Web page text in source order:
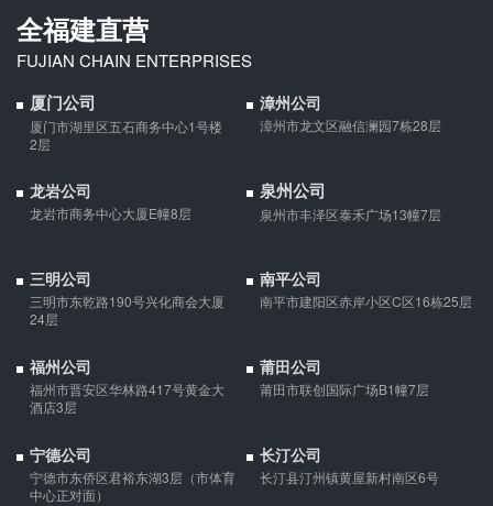
全福建直营
FUJIAN CHAIN ENTERPRISES
厦门公司
厦门市湖里区五石商务中心1号楼
2层
漳州公司
漳州市龙文区融信澜园7栋28层
龙岩公司
龙岩市商务中心大厦E幢8层
泉州公司
泉州市丰泽区泰禾广场13幢7层
三明公司
三明市东乾路190号兴化商会大厦
24层
南平公司
南平市建阳区赤岸小区C区16栋25层
福州公司
福州市晋安区华林路417号黄金大
酒店3层
莆田公司
莆田市联创国际广场B1幢7层
宁德公司
宁德市东侨区君裕东湖3层（市体育
中心正对面）
长汀公司
长汀县汀州镇黄屋新村南区6号